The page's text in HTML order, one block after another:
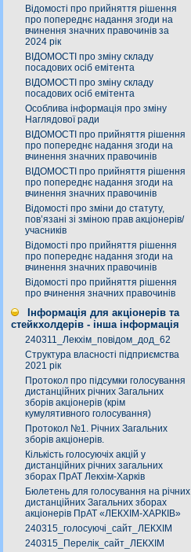
Відомості про прийняття рішення
про попереднє надання згоди на
вчинення значних правочинів за
2024 рік
ВІДОМОСТІ про зміну складу
посадових осіб емітента
ВІДОМОСТІ про зміну складу
посадових осіб емітента
Особлива інформація про зміну
Наглядової ради
ВІДОМОСТІ про прийняття рішення
про попереднє надання згоди на
вчинення значних правочинів
ВІДОМОСТІ про прийняття рішення
про попереднє надання згоди на
вчинення значних правочинів
Відомості про зміни до статуту,
пов’язані зі зміною прав акціонерів/
учасників
Відомості про прийняття рішення
про попереднє надання згоди на
вчинення значних правочинів
Відомості про прийняття рішення
про вчинення значних правочинів
Інформація для акціонерів та
стейкхолдерів - інша інформація
240311_Лекхім_повідом_дод_62
Структура власності підприємства
2021 рік
Протокол про підсумки голосування
дистанційних річних Загальних
зборів акціонерів (крім
кумулятивного голосування)
Протокол №1. Річних Загальних
зборів акціонерів.
Кількість голосуючіх акцій у
дистанційних річних загальних
зборах ПрАТ Лекхім-Харків
Бюлетень для голосування на річних
дистанційних Загальних зборах
акціонерів ПрАТ «ЛЕКХІМ-ХАРКІВ»
240315_голосуючі_сайт_ЛЕКХІМ
240315_Перелік_сайт_ЛЕКХІМ